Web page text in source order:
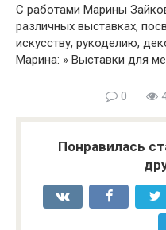
С работами Марины
различных выставках,
искусству, рукоделию,
Марина: » Выставки для
0
Понравилась